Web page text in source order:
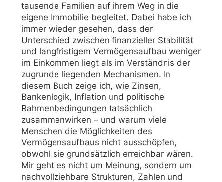
tausende Familien auf ihrem Weg in die
eigene Immobilie begleitet. Dabei habe ich
immer wieder gesehen, dass der
Unterschied zwischen finanzieller Stabilität
und langfristigem Vermögensaufbau weniger
im Einkommen liegt als im Verständnis der
zugrunde liegenden Mechanismen. In
diesem Buch zeige ich, wie Zinsen,
Bankenlogik, Inflation und politische
Rahmenbedingungen tatsächlich
zusammenwirken – und warum viele
Menschen die Möglichkeiten des
Vermögensaufbaus nicht ausschöpfen,
obwohl sie grundsätzlich erreichbar wären.
Mir geht es nicht um Meinung, sondern um
nachvollziehbare Strukturen, Zahlen und